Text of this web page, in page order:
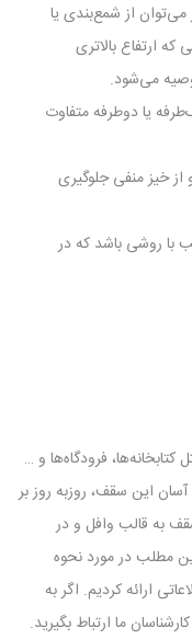
۳ تا ۳ و نیم متر می‌توان از شمع‌بندی یا
ارتفاع بالاتری
می‌شود.
یا دوطرفه متفاوت
خیز منفی جلوگیری
با روشی باشد که در
فرودگاه‌ها و …
این سقف، روز‌به روز بر
به قالب وافل و در
مطلب در مورد نحوه
ارائه کردیم. اگر به
ما ارتباط بگیرید.